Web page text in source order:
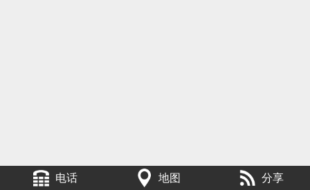
电话 地图 分享